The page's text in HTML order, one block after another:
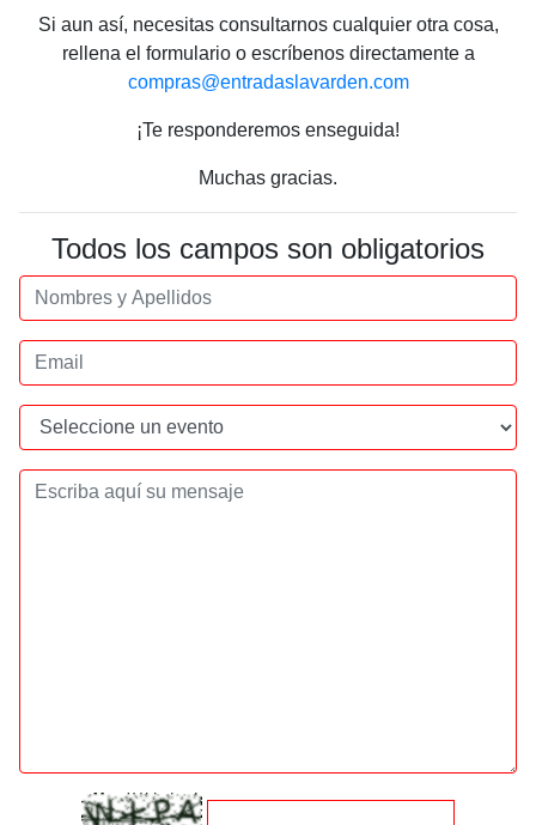
Si aun así, necesitas consultarnos cualquier otra cosa,
rellena el formulario o escríbenos directamente a
compras@entradaslavarden.com
¡Te responderemos enseguida!
Muchas gracias.
Todos los campos son obligatorios